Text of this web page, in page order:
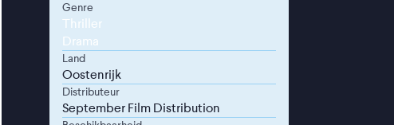
Genre
Thriller
Drama
Land
Oostenrijk
Distributeur
September Film Distribution